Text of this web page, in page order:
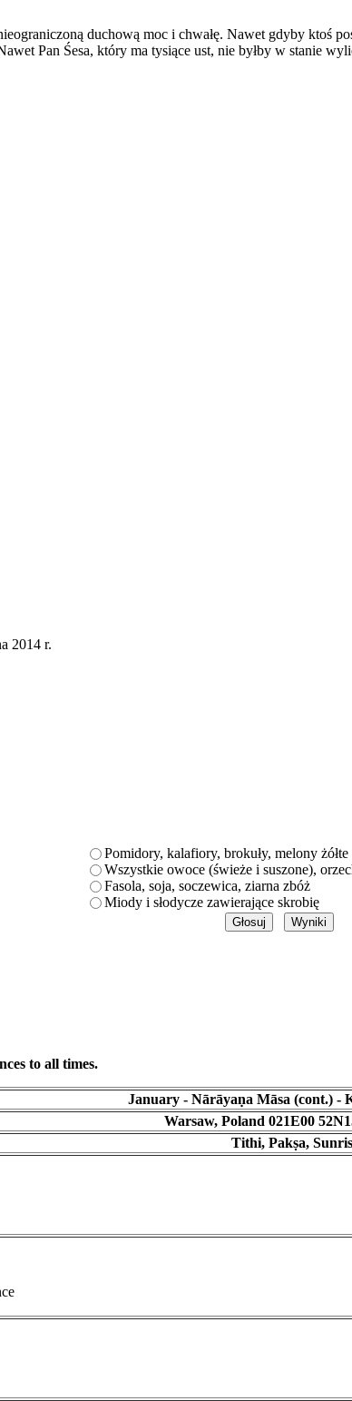
duchową moc i chwałę. Nawet gdyby ktoś
Pan Śesa, który ma tysiące ust, nie byłby w stanie
2014 r.
Pomidory, kalafiory, brokuły, melony żółte
Wszystkie owoce (świeże i suszone),
Fasola, soja, soczewica, ziarna zbóż
Miody i słodycze zawierające skrobię
to all times.
January - Nārāyaṇa Māsa (cont.) -
Warsaw, Poland 021E00
Tithi, Pakṣa,